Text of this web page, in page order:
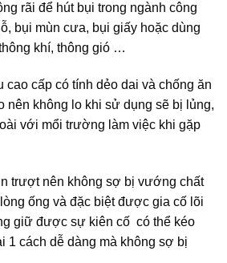
rãi để hút bụi trong ngành công
bụi mùn cưa, bụi giấy hoặc dùng
khí, thông gió …
cấp có tính dẻo dai và chống ăn
nên không lo khi sử dụng sẽ bị lủng,
với mổi trường làm việc khi gặp
trượt nên không sợ bị vướng chất
ống và đặc biệt được gia cố lõi
giữ được sự kiên cố có thể kéo
1 cách dễ dàng mà không sợ bị